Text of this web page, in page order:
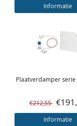
Informatie
Plaatverdamper serie
€212,55
Informatie